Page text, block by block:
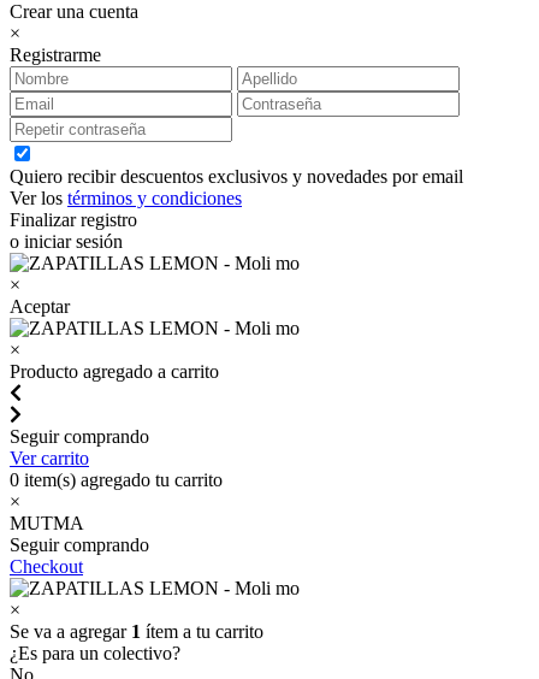
Crear una cuenta
×
Registrarme
Quiero recibir descuentos exclusivos y novedades por email
Ver los términos y condiciones
Finalizar registro
o iniciar sesión
×
Aceptar
×
Producto agregado a carrito
Seguir comprando
Ver carrito
0 item(s) agregado tu carrito
×
MUTMA
Seguir comprando
Checkout
×
Se va a agregar 1 ítem a tu carrito
¿Es para un colectivo?
No